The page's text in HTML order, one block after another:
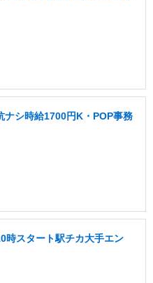
ナシ時給1700円K・POP事務
時スタート駅チカ大手エン